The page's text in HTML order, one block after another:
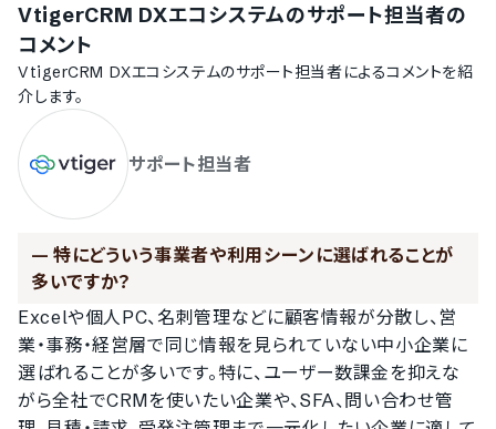
Pマーク
冗長化
通信の暗号化
IP制限
二要素認証・二段階認証
シングルサインオン
対応言語
英語
デンマーク語
オランダ語
フランス語
ドイツ語
イタリア語
韓国語
ノルウェー語
VtigerCRM DXエコシステムのサポート担当者の
コメント
VtigerCRM DXエコシステムのサポート担当者によるコメントを紹
介します。
サポート担当者
— 特にどういう事業者や利用シーンに選ばれることが
多いですか？
Excelや個人PC、名刺管理などに顧客情報が分散し、営
業・事務・経営層で同じ情報を見られていない中小企業に
選ばれることが多いです。特に、ユーザー数課金を抑えな
がら全社でCRMを使いたい企業や、SFA、問い合わせ管